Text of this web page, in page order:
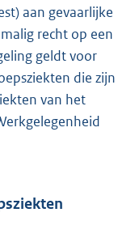
aan gevaarlijke
recht op een
geldt voor
die zijn
van het